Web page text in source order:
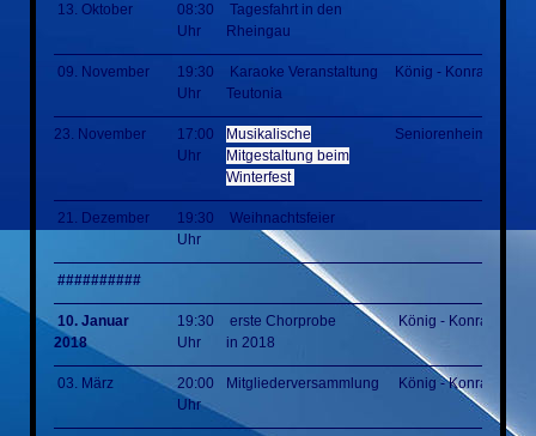
13. Oktober
08:30
Uhr
Tagesfahrt in den
Rheingau
09. November
19:30
Uhr
Karaoke Veranstaltung
Teutonia
König - Konrad -
23. November
17:00
Uhr
Musikalische
Mitgestaltung beim
Winterfest
Seniorenheim
21. Dezember
19:30
Uhr
Weihnachtsfeier
##########
10. Januar
2018
19:30
Uhr
erste Chorprobe
in 2018
König - Konrad -
03. März
20:00
Uhr
Mitgliederversammlung König - Konrad -